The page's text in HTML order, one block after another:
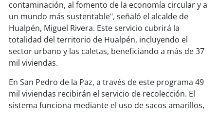
soychillán
soysancarlos
soytalcahuano
soycoronel
contaminación, al fomento de la economía circular y a
un mundo más sustentable", señaló el alcalde de
Hualpén, Miguel Rivera. Este servicio cubrirá la
totalidad del territorio de Hualpén, incluyendo el
sector urbano y las caletas, beneficiando a más de 37
mil viviendas.
En San Pedro de la Paz, a través de este programa 49
mil viviendas recibirán el servicio de recolección. El
sistema funciona mediante el uso de sacos amarillos,